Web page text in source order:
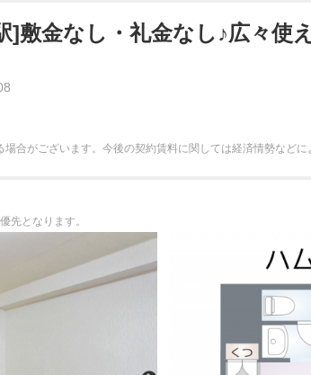
]敷金なし・礼金なし♪広々使
合がございます。 今後の契約賃料に関しては経済情勢などに
となります。